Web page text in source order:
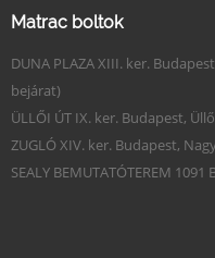
Matrac boltok
DUNA PLAZA XIII. ker.
bejárat)
ÜLLŐI ÚT IX. ker. Budapest,
ZUGLÓ XIV. ker. Budapest,
SEALY BEMUTATÓTEREM